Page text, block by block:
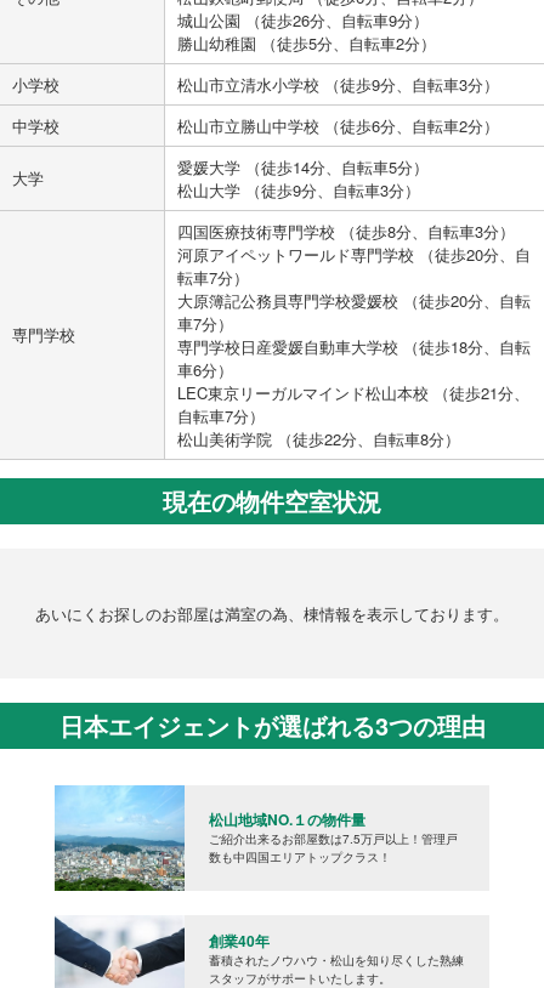
城山公園 （徒歩26分、自転車9分）
勝山幼稚園 （徒歩5分、自転車2分）
小学校
松山市立清水小学校 （徒歩9分、自転車3分）
中学校
松山市立勝山中学校 （徒歩6分、自転車2分）
大学
愛媛大学 （徒歩14分、自転車5分）
松山大学 （徒歩9分、自転車3分）
専門学校
四国医療技術専門学校 （徒歩8分、自転車3分）
河原アイペットワールド専門学校 （徒歩20分、自
転車7分）
大原簿記公務員専門学校愛媛校 （徒歩20分、自転
車7分）
専門学校日産愛媛自動車大学校 （徒歩18分、自転
車6分）
LEC東京リーガルマインド松山本校 （徒歩21分、
自転車7分）
松山美術学院 （徒歩22分、自転車8分）
現在の物件空室状況
あいにくお探しのお部屋は満室の為、棟情報を表示しております。
日本エイジェントが選ばれる3つの理由
松山地域NO.１の物件量
ご紹介出来るお部屋数は7.5万戸以上！管理戸
数も中四国エリアトップクラス！
創業40年
蓄積されたノウハウ・松山を知り尽くした熟練
スタッフがサポートいたします。